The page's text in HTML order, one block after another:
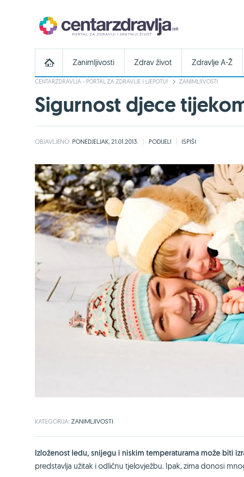
Zanimljivosti Zdrav život Zdravlje A-Ž
CENTARZDRAVLJA - PORTAL ZA ZDRAVLJE I LJEPOTU! ZANIMLJIVOSTI
Sigurnost djece
OBJAVLJENO: PONEDJELJAK, 21.01.2013. PODIJELI ISPIŠI
KATEGORIJA: ZANIMLJIVOSTI
Izloženost ledu, snijegu i niskim temperaturama može biti
predstavlja užitak i odličnu tjelovježbu. Ipak, zima donosi